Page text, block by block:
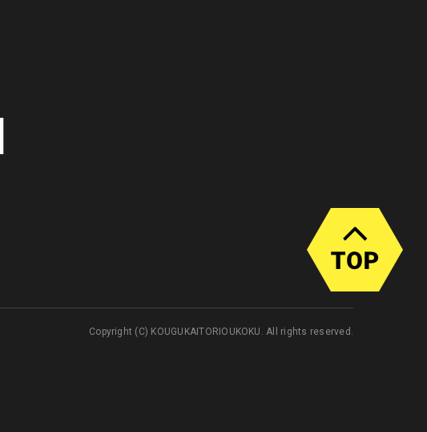
Copyright (C) KOUGUKAITORIOUKOKU. All rights reserved.